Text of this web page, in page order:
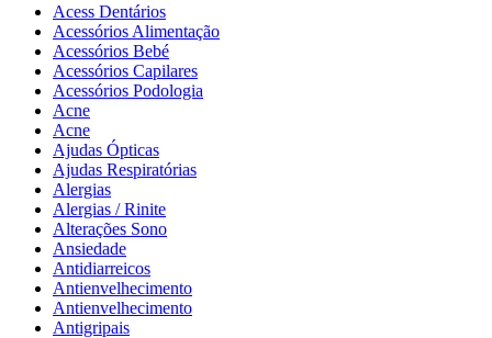
Acess Dentários
Acessórios Alimentação
Acessórios Bebé
Acessórios Capilares
Acessórios Podologia
Acne
Acne
Ajudas Ópticas
Ajudas Respiratórias
Alergias
Alergias / Rinite
Alterações Sono
Ansiedade
Antidiarreicos
Antienvelhecimento
Antienvelhecimento
Antigripais